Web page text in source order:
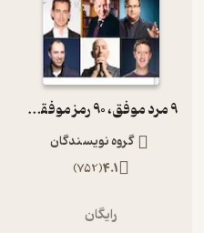
9 مرد موفق، 90 رمز موفقیت
گروه نویسندگان
4.1
(
752
)
رایگان